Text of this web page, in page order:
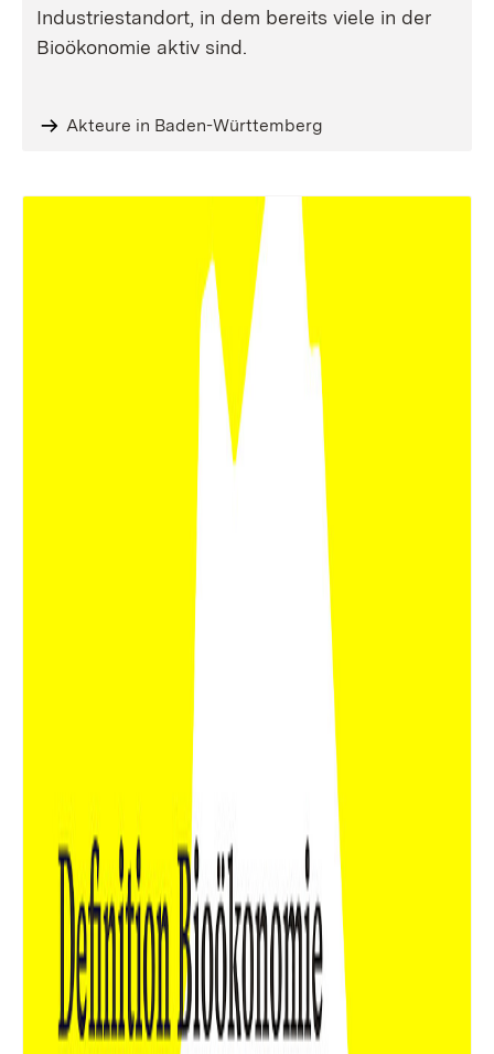
Industriestandort, in dem bereits viele in der
Bioökonomie aktiv sind.
Akteure in Baden-Württemberg